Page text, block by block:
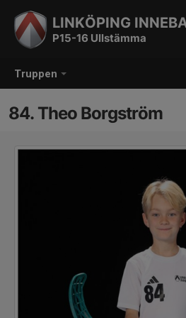
Truppen
LINKÖPING
P15-16 Ullstämma
84. Theo Borgström